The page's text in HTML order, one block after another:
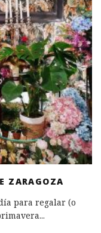
ZARAGOZA
para regalar (o
...